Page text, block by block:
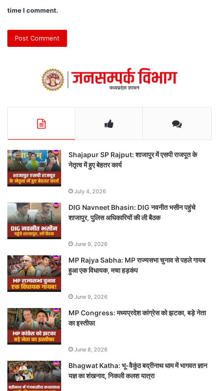
time I comment.
Shajapur SP Rajput: शाजापुर में एसपी राजपूत के
नेतृत्व में हुए बेहतर कार्य
July 4, 2026
DIG Navneet Bhasin: DIG नवनीत भसीन पहुंचे
शाजापुर, पुलिस अधिकारियों की ली बैठक
June 9, 2026
MP Rajya Sabha: MP राज्यसभा चुनाव से पहले गायब
हुआ एक विधायक, मचा हड़कंप
June 9, 2026
MP Congress: मध्यप्रदेश कांग्रेस को झटका, बड़े नेता
का इस्तीफा
June 8, 2026
Bhagwat Katha: भू-वैकुंठ बद्रीनाथ धाम में भागवत ज्ञान
यज्ञ का शंखनाद, निकली कलश यात्रा